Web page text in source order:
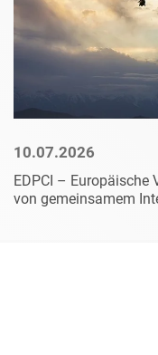
10.07.2026
EDPCI – Europäische
von gemeinsamem